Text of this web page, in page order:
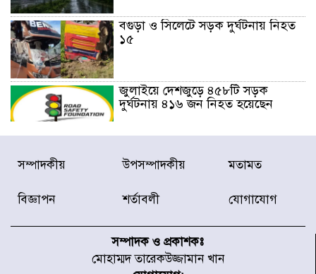
বগুড়া ও সিলেটে সড়ক দুর্ঘটনায় নিহত
১৫
জুলাইয়ে দেশজুড়ে ৪৫৮টি সড়ক
দুর্ঘটনায় ৪১৬ জন নিহত হয়েছেন
হারিয়ে যাওয়া শিশুকে পরিবারের কাছে
ফিরিয়ে প্রশংসায় ভাসছেন খিলক্ষেত
স্মৃতি জাদুঘর
সম্পাদকীয় উপসম্পাদকীয় মতামত
বিজ্ঞাপন শর্তাবলী যোগাযোগ
সম্পাদক ও প্রকাশকঃ
মোহাম্মদ তারেকউজ্জামান খান